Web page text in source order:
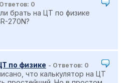
0
брать на ЦТ по физике
270N?
по физике - Ответов: 0
что калькулятор на ЦТ